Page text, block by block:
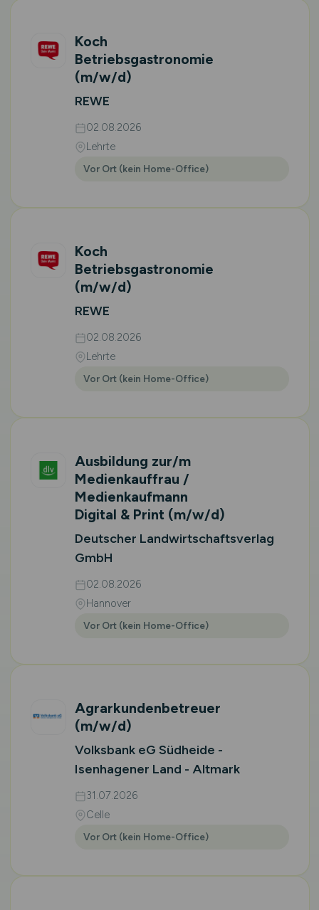
Koch
Betriebsgastronomie
(m/w/d)
REWE
02.08.2026
Lehrte
Vor Ort (kein Home-Office)
Koch
Betriebsgastronomie
(m/w/d)
REWE
02.08.2026
Lehrte
Vor Ort (kein Home-Office)
Ausbildung zur/m
Medienkauffrau /
Medienkaufmann
Digital & Print (m/w/d)
Deutscher Landwirtschaftsverlag
GmbH
02.08.2026
Hannover
Vor Ort (kein Home-Office)
Agrarkundenbetreuer
(m/w/d)
Volksbank eG Südheide -
Isenhagener Land - Altmark
31.07.2026
Celle
Vor Ort (kein Home-Office)